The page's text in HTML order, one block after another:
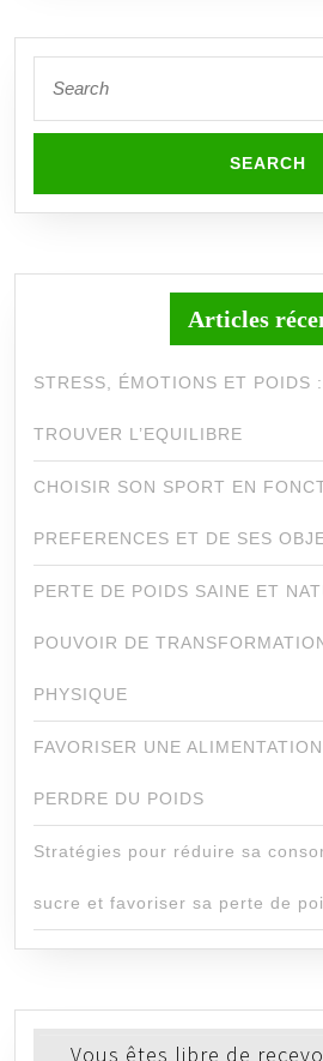
for:
Articles
STRESS, ÉMOTIONS ET POIDS
TROUVER L’EQUILIBRE
CHOISIR SON SPORT EN
PREFERENCES ET DE SES
PERTE DE POIDS SAINE ET
POUVOIR DE
PHYSIQUE
FAVORISER UNE
PERDRE DU POIDS
Stratégies pour réduire sa
sucre et favoriser sa perte de
Vous êtes libre de